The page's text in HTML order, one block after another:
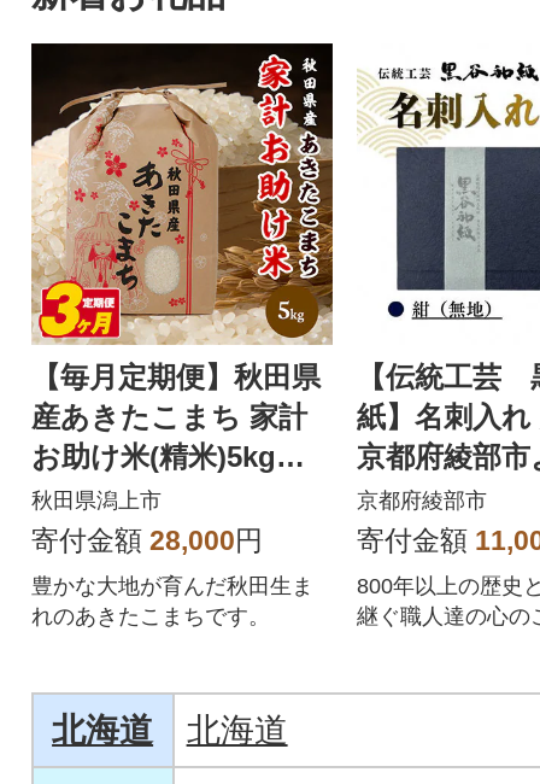
【毎月定期便】秋田県
産あきたこまち 家計
お助け米(精米)5kg全3
回
秋田県潟上市
寄付金額 28,000円
豊かな大地が育んだ秋田生ま
れのあきたこまちです。
【伝統工芸
紙】名刺入れ
京都府綾部
用としても
京都府綾部市
寄付金額
800年以上の歴史
継ぐ職人達の心の
北海道 北海道